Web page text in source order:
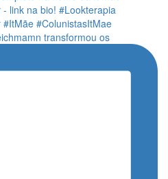
transformou os